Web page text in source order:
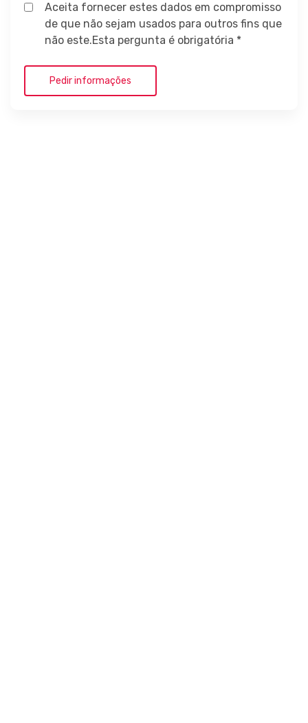
Aceita fornecer estes dados em compromisso
de que não sejam usados para outros fins que
não este.Esta pergunta é obrigatória *